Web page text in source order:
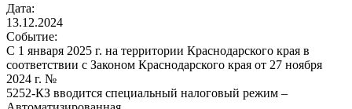
Дата:
13.12.2024
Событие:
С 1 января 2025 г. на территории Краснодарского края в
соответствии с Законом Краснодарского края от 27 ноября
2024 г. №
5252-КЗ вводится специальный налоговый режим –